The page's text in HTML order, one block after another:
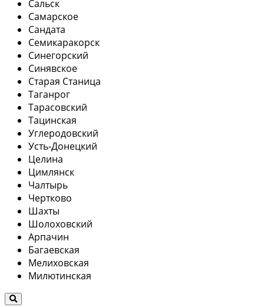
Сальск
Самарское
Сандата
Семикаракорск
Синегорский
Синявское
Старая Станица
Таганрог
Тарасовский
Тацинская
Углеродовский
Усть-Донецкий
Целина
Цимлянск
Чалтырь
Чертково
Шахты
Шолоховский
Арпачин
Багаевская
Мелиховская
Милютинская